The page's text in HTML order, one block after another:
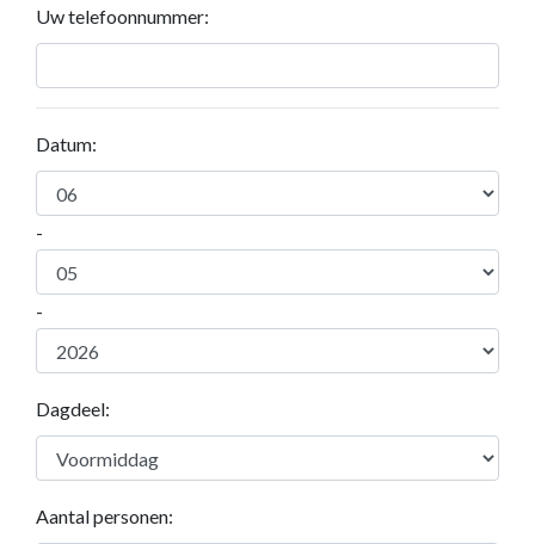
Uw telefoonnummer:
Datum:
-
-
Dagdeel:
Aantal personen: